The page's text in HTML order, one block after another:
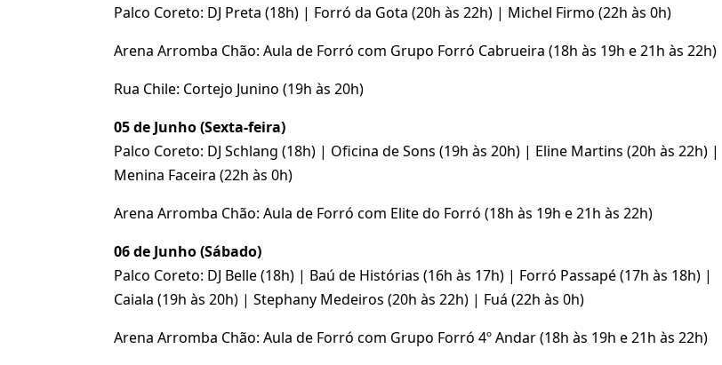
Palco Coreto: DJ Preta (18h) | Forró da Gota (20h às 22h) | Michel Firmo (22h às 0h)
Arena Arromba Chão: Aula de Forró com Grupo Forró Cabrueira (18h às 19h e 21h às 22h)
Rua Chile: Cortejo Junino (19h às 20h)
05 de Junho (Sexta-feira)
Palco Coreto: DJ Schlang (18h) | Oficina de Sons (19h às 20h) | Eline Martins (20h às 22h) |
Menina Faceira (22h às 0h)
Arena Arromba Chão: Aula de Forró com Elite do Forró (18h às 19h e 21h às 22h)
06 de Junho (Sábado)
Palco Coreto: DJ Belle (18h) | Baú de Histórias (16h às 17h) | Forró Passapé (17h às 18h) |
Caiala (19h às 20h) | Stephany Medeiros (20h às 22h) | Fuá (22h às 0h)
Arena Arromba Chão: Aula de Forró com Grupo Forró 4º Andar (18h às 19h e 21h às 22h)